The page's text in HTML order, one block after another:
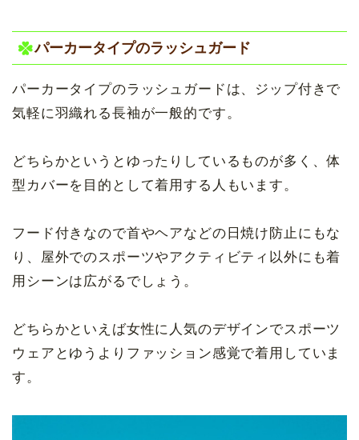
パーカータイプのラッシュガード
パーカータイプのラッシュガードは、ジップ付きで
気軽に羽織れる長袖が一般的です。
どちらかというとゆったりしているものが多く、体
型カバーを目的として着用する人もいます。
フード付きなので首やヘアなどの日焼け防止にもな
り、屋外でのスポーツやアクティビティ以外にも着
用シーンは広がるでしょう。
どちらかといえば女性に人気のデザインでスポーツ
ウェアとゆうよりファッション感覚で着用していま
す。